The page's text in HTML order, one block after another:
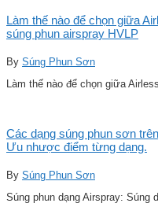
Làm thế nào để chọn giữa
súng phun airspray HVLP
By Súng Phun Sơn
Làm thế nào để chọn giữa
Các dạng súng phun sơn
Ưu nhược điểm từng dạng.
By Súng Phun Sơn
Súng phun dạng Airspray: Súng